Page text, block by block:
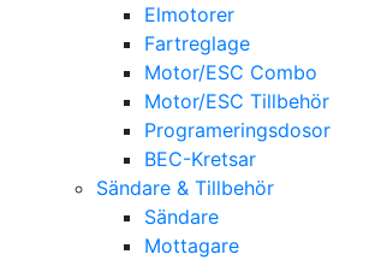
Elmotorer
Fartreglage
Motor/ESC Combo
Motor/ESC Tillbehör
Programeringsdosor
BEC-Kretsar
Sändare & Tillbehör
Sändare
Mottagare